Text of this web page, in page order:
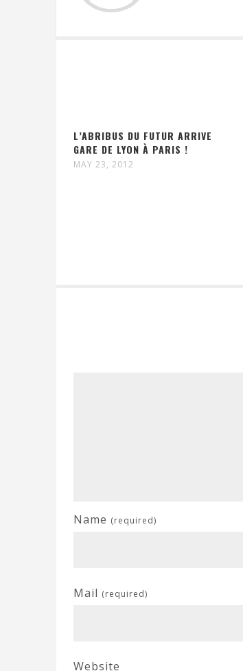
L’ABRIBUS DU FUTUR ARRIVE
GARE DE LYON À PARIS !
MAY 23, 2012
Name (required)
Mail (required)
Website